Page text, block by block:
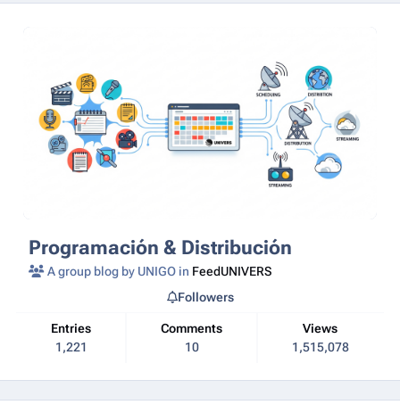
Programación & Distribución
A group blog by UNIGO in FeedUNIVERS
Entries
1,221
Comments
10
Views
1,515,078
Followers